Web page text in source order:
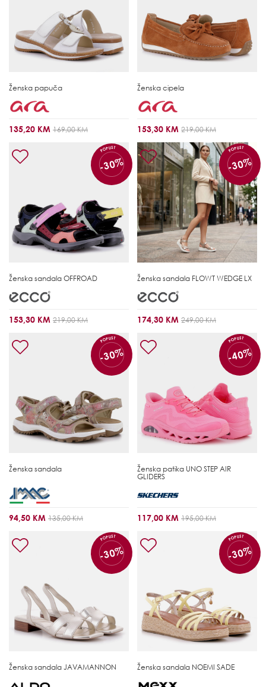
Ženska papuča
135,20 KM 169,00 KM
Ženska cipela
153,30 KM 219,00 KM
POPUST
-30%
Ženska sandala OFFROAD
153,30 KM 219,00 KM
POPUST
-30%
Ženska sandala FLOWT WEDGE LX
174,30 KM 249,00 KM
POPUST
-30%
Ženska sandala
94,50 KM 135,00 KM
POPUST
-40%
Ženska patika UNO STEP AIR
GLIDERS
117,00 KM 195,00 KM
POPUST
-30%
Ženska sandala JAVAMANNON
POPUST
-30%
Ženska sandala NOEMI SADE